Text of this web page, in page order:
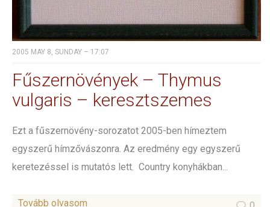
2005 MAY 8, SUNDAY – 17:07
Fűszernövények – Thymus
vulgaris – keresztszemes
Ezt a fűszernövény-sorozatot 2005-ben hímeztem
egyszerű hímzővászonra. Az eredmény egy egyszerű
keretezéssel is mutatós lett. Country konyhákban...
Tovább olvasom